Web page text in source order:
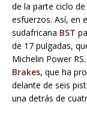
de la parte ciclo
esfuerzos. Así, en
sudafricana BST
de 17 pulgadas,
Michelin Power
Brakes, que ha
delante de seis
una detrás de